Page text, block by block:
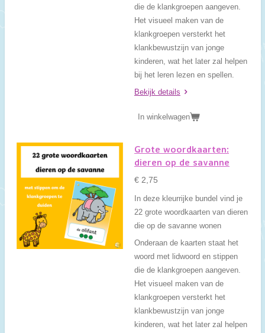
die de klankgroepen aangeven.
Het visueel maken van de
klankgroepen versterkt het
klankbewustzijn van jonge
kinderen, wat het later zal helpen
bij het leren lezen en spellen.
Bekijk details
In winkelwagen
Grote woordkaarten:
dieren op de savanne
€ 2,75
In deze kleurrijke bundel vind je
22 grote woordkaarten van dieren
die op de savanne wonen
Onderaan de kaarten staat het
woord met lidwoord en stippen
die de klankgroepen aangeven.
Het visueel maken van de
klankgroepen versterkt het
klankbewustzijn van jonge
kinderen, wat het later zal helpen